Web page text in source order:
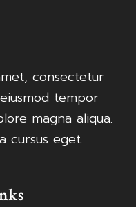
consectetur
tempor
magna aliqua.
cursus eget.